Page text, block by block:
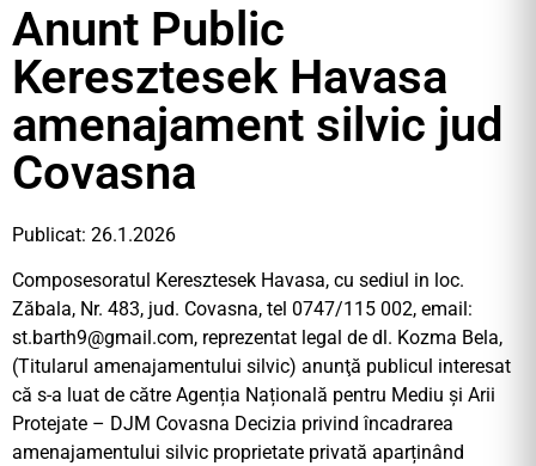
Anunt Public
Keresztesek Havasa
amenajament silvic jud
Covasna
Publicat: 26.1.2026
Composesoratul Keresztesek Havasa, cu sediul in loc.
Zăbala, Nr. 483, jud. Covasna, tel 0747/115 002, email:
st.barth9@gmail.com, reprezentat legal de dl. Kozma Bela,
(Titularul amenajamentului silvic) anunţă publicul interesat
că s-a luat de către Agenția Națională pentru Mediu și Arii
Protejate – DJM Covasna Decizia privind încadrarea
amenajamentului silvic proprietate privată aparținând